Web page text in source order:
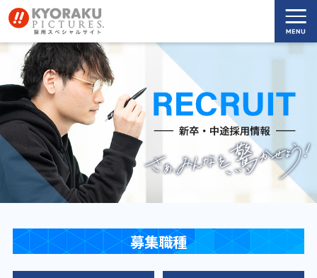
TOP
メッセージ
会社情報 募集職種